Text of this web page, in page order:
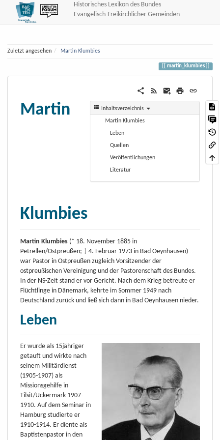
Historisches Lexikon des Bundes
Evangelisch-Freikirchlicher Gemeinden
Zuletzt angesehen Martin Klumbies
martin_klumbies
Inhaltsverzeichnis
Martin Klumbies
Leben
Quellen
Veröffentlichungen
Literatur
Martin
Klumbies
Martin Klumbies (* 18. November 1885 in
Petrellen/Ostpreußen; † 4. Februar 1973 in Bad Oeynhausen)
war Pastor in Ostpreußen zugleich Vorsitzender der
ostpreußischen Vereinigung und der Pastorenschaft des Bundes.
In der NS-Zeit stand er vor Gericht. Nach dem Krieg betreute er
Flüchtlinge in Dänemark, kehrte im Sommer 1949 nach
Deutschland zurück und ließ sich dann in Bad Oeynhausen nieder.
Leben
Er wurde als 15jähriger
getauft und wirkte nach
seinem Militärdienst
(1905-1907) als
Missionsgehilfe in
Tilsit/Uckermark 1907-
1910. Auf dem Seminar in
Hamburg studierte er
1910-1914. Er diente als
Baptistenpastor in den